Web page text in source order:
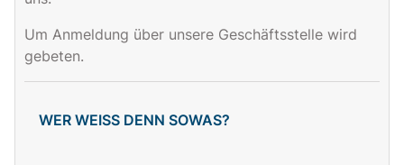
Um Anmeldung über unsere Geschäftsstelle wird
gebeten.
WER WEISS DENN SOWAS?